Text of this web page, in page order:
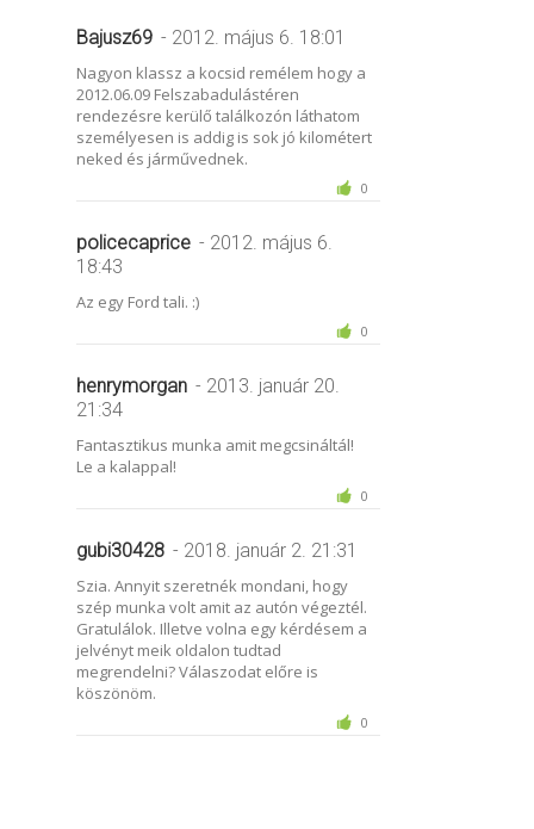
Bajusz69 - 2012. május 6. 18:01
Nagyon klassz a kocsid remélem hogy a
2012.06.09 Felszabadulástéren
rendezésre kerülő találkozón láthatom
személyesen is addig is sok jó kilométert
neked és járművednek.
0
policecaprice - 2012. május 6.
18:43
Az egy Ford tali. :)
0
henrymorgan - 2013. január 20.
21:34
Fantasztikus munka amit megcsináltál!
Le a kalappal!
0
gubi30428 - 2018. január 2. 21:31
Szia. Annyit szeretnék mondani, hogy
szép munka volt amit az autón végeztél.
Gratulálok. Illetve volna egy kérdésem a
jelvényt meik oldalon tudtad
megrendelni? Válaszodat előre is
köszönöm.
0